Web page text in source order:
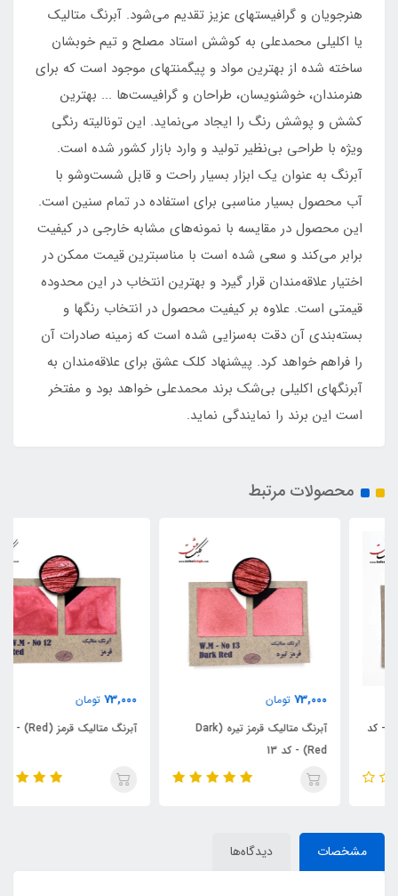
هنرجویان و گرافیستهای عزیز تقدیم می‌شود. آبرنگ متالیک
یا اکلیلی محمدعلی به کوشش استاد مصلح و تیم خوبشان
ساخته شده از بهترین مواد و پیگمنتهای موجود است که برای
هنرمندان، خوشنویسان، طراحان و گرافیست‌ها ... بهترین
کشش و پوشش رنگ را ایجاد می‌نماید. این تونالیته رنگی
ویژه با طراحی بی‌نظیر تولید و وارد بازار کشور شده است.
آبرنگ به عنوان یک ابزار بسیار راحت و قابل شست‌وشو با
آب محصول بسیار مناسبی برای استفاده در تمام سنین است.
این محصول در مقایسه با نمونه‌های مشابه خارجی در کیفیت
برابر می‌کند و سعی شده است با مناسبترین قیمت ممکن در
اختیار علاقه‌مندان قرار گیرد و بهترین انتخاب در این محدوده
قیمتی است. علاوه بر کیفیت محصول در انتخاب رنگها و
بسته‌بندی آن دقت به‌سزایی شده است که زمینه صادرات آن
را فراهم خواهد کرد. پیشنهاد کلک عشق برای علاقه‌مندان به
آبرنگهای اکلیلی بی‌شک برند محمدعلی خواهد بود و مفتخر
است این برند را نمایندگی نماید.
محصولات مرتبط
تومان
آبرنگ متالیک قرمز تیره (Dark
تومان
آبرنگ متالیک قرمز (Red) - کد 12
مشخصات دیدگاه‌ها